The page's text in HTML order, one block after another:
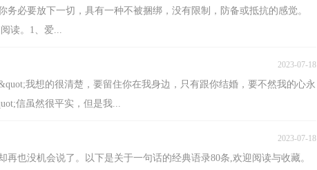
必要放下一切，具有一种不被捆绑，没有限制，防备或抵抗的感觉。
读。1、爱...
2023-07-18
我想的很清楚，要留住你在我身边，只有跟你结婚，要不然我的心永
信虽然很平实，但是我...
2023-07-18
也没机会说了。以下是关于一句话的经典语录80条,欢迎阅读与收藏。